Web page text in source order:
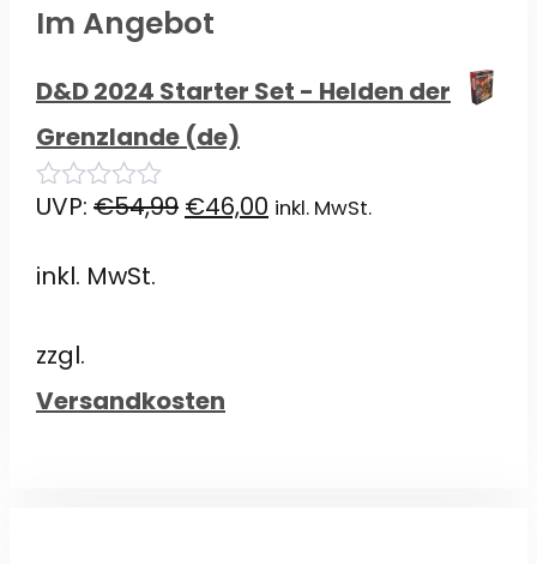
Im Angebot
D&D 2024 Starter Set - Helden der
Grenzlande (de)
0
UVP: €54,99 Ursprünglicher
€46,00 Aktueller
inkl. MwSt.
inkl. MwSt.
zzgl.
Versandkosten